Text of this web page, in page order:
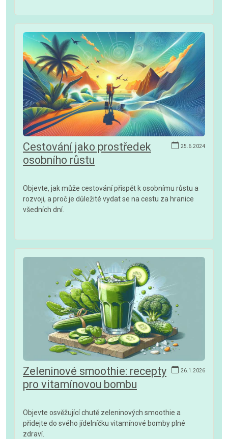
25.6.2024
Cestování jako prostředek
osobního růstu
Objevte, jak může cestování přispět k osobnímu růstu a
rozvoji, a proč je důležité vydat se na cestu za hranice
všedních dní.
26.1.2026
Zeleninové smoothie: recepty
pro vitamínovou bombu
Objevte osvěžující chutě zeleninových smoothie a
přidejte do svého jídelníčku vitamínové bomby plné
zdraví.